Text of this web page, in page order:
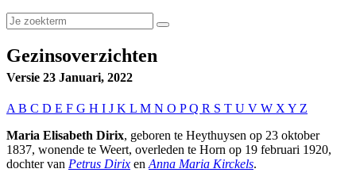
Gezinsoverzichten
Versie 23 Januari, 2022
A B C D E F G H I J K L M N O PQ R S T U V W X Y Z
Maria Elisabeth Dirix, geboren te Heythuysen op 23 oktober
1837, wonende te Weert, overleden te Horn op 19 februari 1920,
dochter van Petrus Dirix en Anna Maria Kirckels.